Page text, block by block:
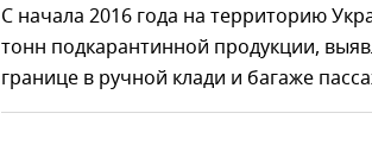
С начала 2016 года на территорию
тонн подкарантинной продукции,
границе в ручной клади и багаже